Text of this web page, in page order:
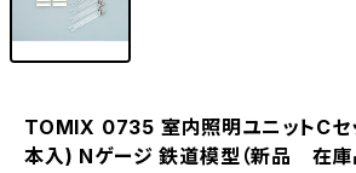
TOMIX 0735 室内照明ユニットCセ
本入) Nゲージ 鉄道模型（新品 在庫